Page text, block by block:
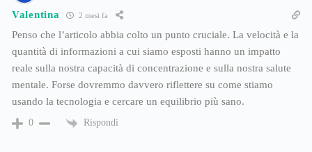
Valentina 2 mesi fa
Penso che l’articolo abbia colto un punto cruciale. La velocità e la
quantità di informazioni a cui siamo esposti hanno un impatto
reale sulla nostra capacità di concentrazione e sulla nostra salute
mentale. Forse dovremmo davvero riflettere su come stiamo
usando la tecnologia e cercare un equilibrio più sano.
0 Rispondi